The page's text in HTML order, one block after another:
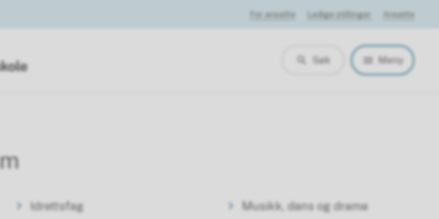
For ansatte Ledige stillinger Ansatte
Søk Meny
Idrettsfag Musikk, dans og drama